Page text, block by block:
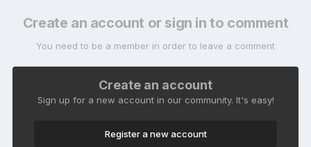
Create an account or sign in to comment
You need to be a member in order to leave a comment
Create an account
Sign up for a new account in our community. It's easy!
Register a new account